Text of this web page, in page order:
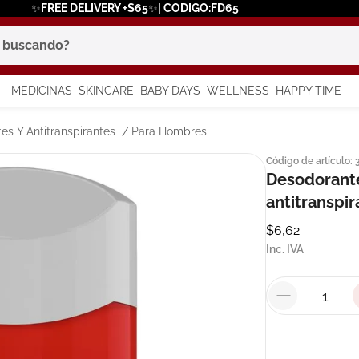
✨FREE DELIVERY +$65✨| CODIGO:FD65
MEDICINAS SKINCARE BABY DAYS WELLNESS HAPPY TIME
Y Antitranspirantes Para Hombres
Código de artículo:
$6,62
Inc. IVA
más buscados